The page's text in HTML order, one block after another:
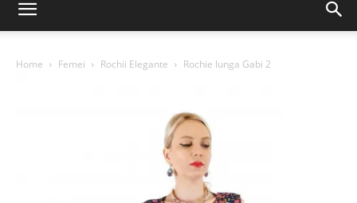
Home Femei Rochii Elegante Rochie lunga Gabi 2